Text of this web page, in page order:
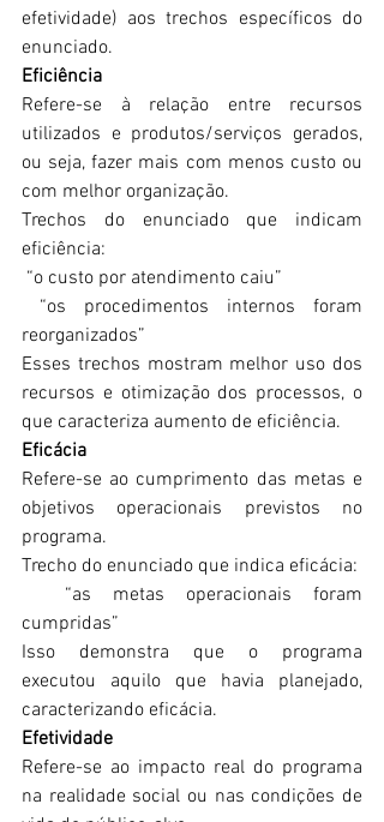
efetividade) aos trechos específicos do
enunciado.
Eficiência
Refere-se à relação entre recursos
utilizados e produtos/serviços gerados,
ou seja, fazer mais com menos custo ou
com melhor organização.
Trechos do enunciado que indicam
eficiência:
“o custo por atendimento caiu”
reorganizados”
Esses trechos mostram melhor uso dos
recursos e otimização dos processos, o
que caracteriza aumento de eficiência.
Eficácia
Refere-se ao cumprimento das metas e
objetivos operacionais previstos no
programa.
Trecho do enunciado que indica eficácia:
“as metas operacionais foram
cumpridas”
Isso demonstra que o programa
executou aquilo que havia planejado,
caracterizando eficácia.
Efetividade
Refere-se ao impacto real do programa
na realidade social ou nas condições de